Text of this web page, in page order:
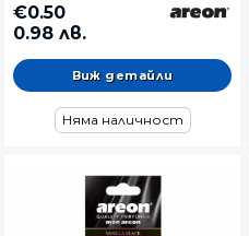
€0.50
0.98 лв.
Виж детайли
Няма наличност